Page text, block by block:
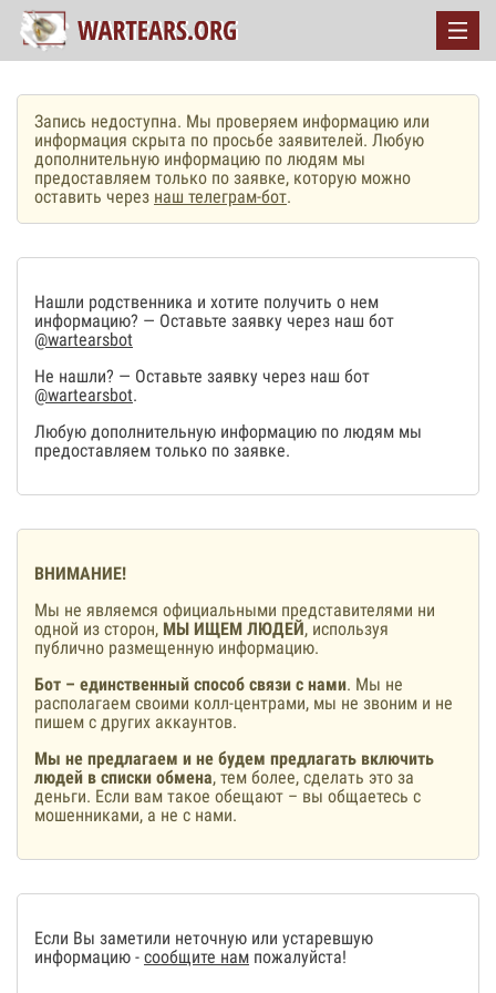
Запись недоступна. Мы проверяем информацию или
информация скрыта по просьбе заявителей. Любую
дополнительную информацию по людям мы
предоставляем только по заявке, которую можно
оставить через наш телеграм-бот.
Нашли родственника и хотите получить о нем
информацию? — Оставьте заявку через наш бот
@wartearsbot
Не нашли? — Оставьте заявку через наш бот
@wartearsbot.
Любую дополнительную информацию по людям мы
предоставляем только по заявке.
ВНИМАНИЕ!
Мы не являемся официальными представителями ни
одной из сторон, МЫ ИЩЕМ ЛЮДЕЙ, используя
публично размещенную информацию.
Бот – единственный способ связи с нами. Мы не
располагаем своими колл-центрами, мы не звоним и не
пишем с других аккаунтов.
Мы не предлагаем и не будем предлагать включить
людей в списки обмена, тем более, сделать это за
деньги. Если вам такое обещают – вы общаетесь с
мошенниками, а не с нами.
Если Вы заметили неточную или устаревшую
информацию - сообщите нам пожалуйста!